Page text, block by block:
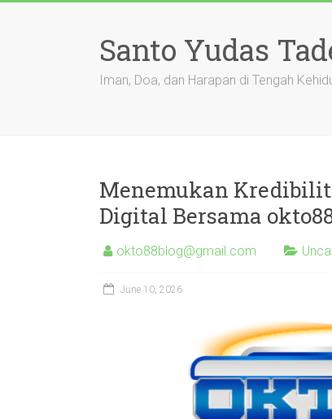
Santo Yudas
Iman, Doa, dan Harapan di Tengah
Menemukan
Digital Bersama
okto88blog@gmail.com
June 10, 2026